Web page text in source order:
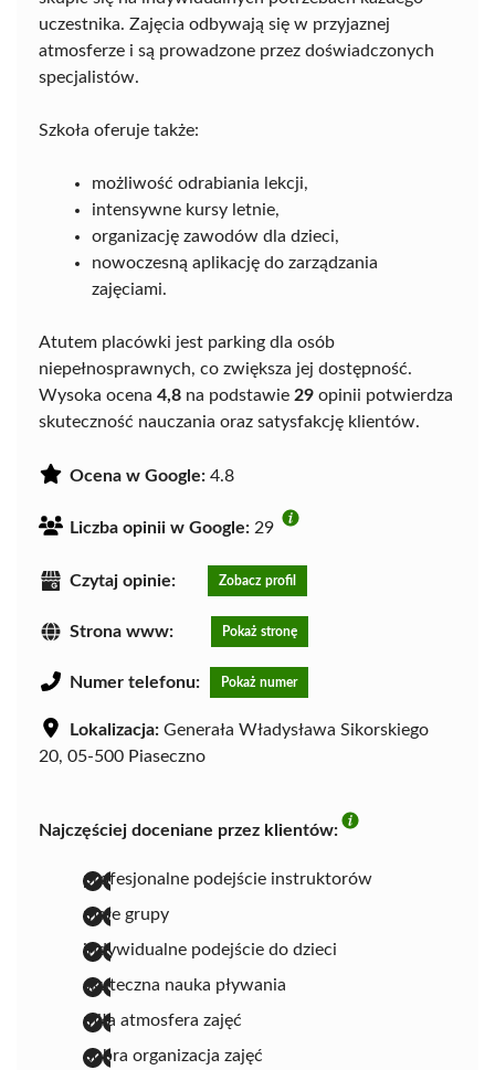
uczestnika. Zajęcia odbywają się w przyjaznej
atmosferze i są prowadzone przez doświadczonych
specjalistów.
Szkoła oferuje także:
możliwość odrabiania lekcji,
intensywne kursy letnie,
organizację zawodów dla dzieci,
nowoczesną aplikację do zarządzania
zajęciami.
Atutem placówki jest parking dla osób
niepełnosprawnych, co zwiększa jej dostępność.
Wysoka ocena 4,8 na podstawie 29 opinii potwierdza
skuteczność nauczania oraz satysfakcję klientów.
Ocena w Google: 4.8
Liczba opinii w Google: 29
Czytaj opinie: Zobacz profil
Strona www: Pokaż stronę
Numer telefonu: Pokaż numer
Lokalizacja: Generała Władysława Sikorskiego
20, 05-500 Piaseczno
Najczęściej doceniane przez klientów:
profesjonalne podejście instruktorów
małe grupy
indywidualne podejście do dzieci
skuteczna nauka pływania
miła atmosfera zajęć
dobra organizacja zajęć